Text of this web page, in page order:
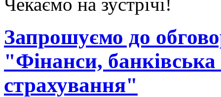
Запрошуємо до
"Фінанси, банківська
страхування"